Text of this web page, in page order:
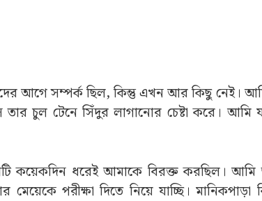
আগে সম্পর্ক ছিল, কিন্তু এখন আর কিছু নেই।
তার চুল টেনে সিঁদুর লাগানোর চেষ্টা করে।
কয়েকদিন ধরেই আমাকে বিরক্ত করছিল।
পরীক্ষা দিতে নিয়ে যাচ্ছি। মানিকপাড়া